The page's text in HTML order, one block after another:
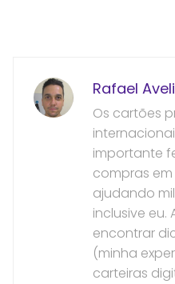
Rafael
Os cartões
importante
compras
ajudando
inclusive eu.
encontrar
(minha
carteiras